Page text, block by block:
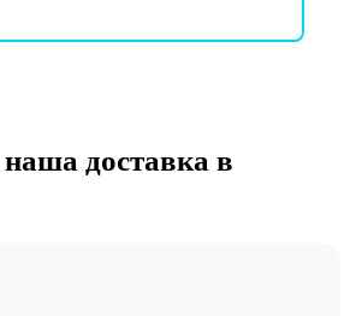
наша доставка в